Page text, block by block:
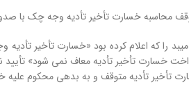
محاسبه خسارت تأخیر تأدیه وجه چک با
خسارت تأخیر تأدیه معاف نمی شود»
تأخیر تأدیه متوقف و به بدهی محکوم علیه